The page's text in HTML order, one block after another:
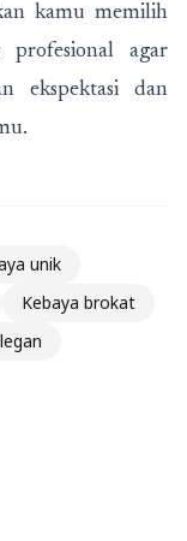
kamu memilih
profesional agar
ekspektasi dan
unik
Kebaya brokat